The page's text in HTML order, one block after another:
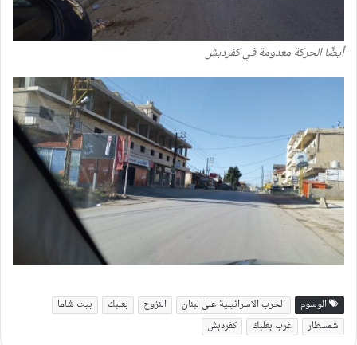
أيضًا الحركة معدومة في كفردبش
الوسوم الحرب الاسرائيلية على لبنان النزوح بعلبك
بيت شاما
شمسطار
غرب بعلبك كفردبش